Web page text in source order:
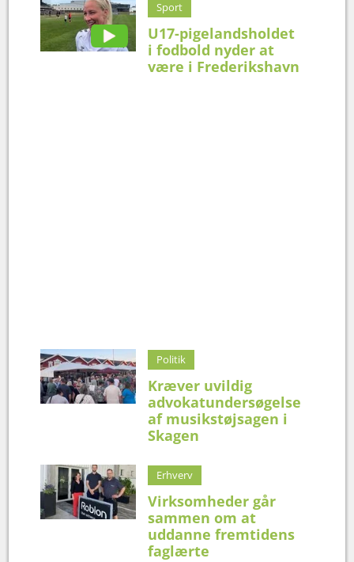
Sport
U17-pigelandsholdet
i fodbold nyder at
være i Frederikshavn
Politik
Kræver uvildig
advokatundersøgelse
af musikstøjsagen i
Skagen
Erhverv
Virksomheder går
sammen om at
uddanne fremtidens
faglærte